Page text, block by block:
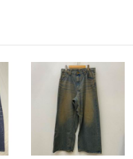
は毎回適応致しますのでコメ
きますので、コメント欄にて
一生懸命ご対応させていただ